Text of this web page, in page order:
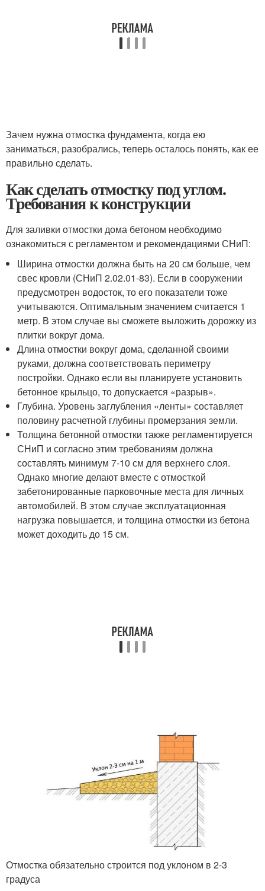
Зачем нужна отмостка фундамента, когда ею
заниматься, разобрались, теперь осталось понять, как ее
правильно сделать.
Как сделать отмостку под углом.
Требования к конструкции
Для заливки отмостки дома бетоном необходимо
ознакомиться с регламентом и рекомендациями СНиП:
Ширина отмостки должна быть на 20 см больше, чем
свес кровли (СНиП 2.02.01-83). Если в сооружении
предусмотрен водосток, то его показатели тоже
учитываются. Оптимальным значением считается 1
метр. В этом случае вы сможете выложить дорожку из
плитки вокруг дома.
Длина отмостки вокруг дома, сделанной своими
руками, должна соответствовать периметру
постройки. Однако если вы планируете установить
бетонное крыльцо, то допускается «разрыв».
Глубина. Уровень заглубления «ленты» составляет
половину расчетной глубины промерзания земли.
Толщина бетонной отмостки также регламентируется
СНиП и согласно этим требованиям должна
составлять минимум 7-10 см для верхнего слоя.
Однако многие делают вместе с отмосткой
забетонированные парковочные места для личных
автомобилей. В этом случае эксплуатационная
нагрузка повышается, и толщина отмостки из бетона
может доходить до 15 см.
Отмостка обязательно строится под уклоном в 2-3
градуса